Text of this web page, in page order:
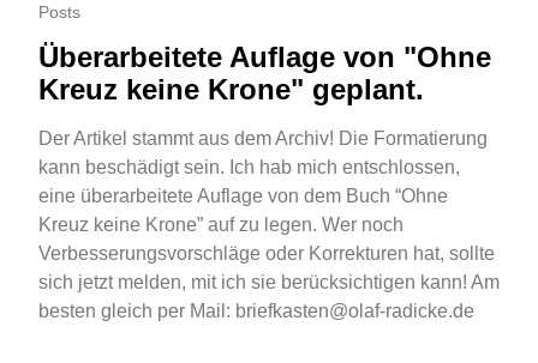
Posts
Überarbeitete Auflage von "Ohne
Kreuz keine Krone" geplant.
Der Artikel stammt aus dem Archiv! Die Formatierung
kann beschädigt sein. Ich hab mich entschlossen,
eine überarbeitete Auflage von dem Buch “Ohne
Kreuz keine Krone” auf zu legen. Wer noch
Verbesserungsvorschläge oder Korrekturen hat, sollte
sich jetzt melden, mit ich sie berücksichtigen kann! Am
besten gleich per Mail: briefkasten@olaf-radicke.de